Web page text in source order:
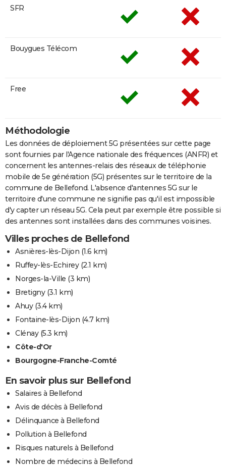
SFR
Bouygues Télécom
Free
Méthodologie
Les données de déploiement 5G présentées sur cette page
sont fournies par l'Agence nationale des fréquences (ANFR) et
concernent les antennes-relais des réseaux de téléphonie
mobile de 5e génération (5G) présentes sur le territoire de la
commune de Bellefond. L'absence d'antennes 5G sur le
territoire d'une commune ne signifie pas qu'il est impossible
d'y capter un réseau 5G. Cela peut par exemple être possible si
des antennes sont installées dans des communes voisines.
Villes proches de Bellefond
Asnières-lès-Dijon (1.6 km)
Ruffey-lès-Echirey(2.1 km)
Norges-la-Ville (3 km)
Bretigny(3.1 km)
Ahuy(3.4 km)
Fontaine-lès-Dijon (4.7 km)
Clénay(5.3 km)
Côte-d'Or
Bourgogne-Franche-Comté
En savoir plus sur Bellefond
Salaires à Bellefond
Avis de décès à Bellefond
Délinquance à Bellefond
Pollution à Bellefond
Risques naturels à Bellefond
Nombre de médecins à Bellefond